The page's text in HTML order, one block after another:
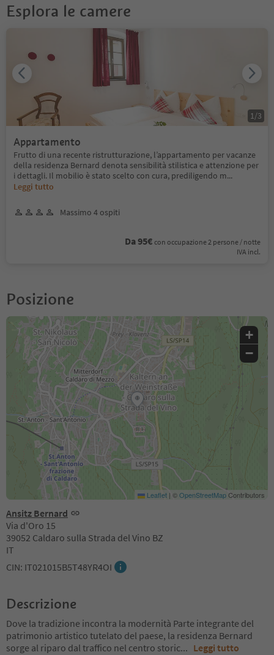
Esplora le camere
Appartamento
Frutto di una recente ristrutturazione, l’appartamento per vacanze
della residenza Bernard denota sensibilità stilistica e attenzione per
i dettagli. Il mobilio è stato scelto con cura, prediligendo m...
Leggi tutto
Massimo 4 ospiti
Da 95€ con occupazione 2 persone / notte
IVA incl.
1 /3
Posizione
Ansitz Bernard
Via d'Oro 15
39052 Caldaro sulla Strada del Vino BZ
IT
CIN: IT021015B5T48YR4OI
+
−
Leaflet | ©OpenStreetMapContributors
Descrizione
Dove la tradizione incontra la modernità Parte integrante del
patrimonio artistico tutelato del paese, la residenza Bernard
sorge al riparo dal traffico nel centro storic... Leggi tutto